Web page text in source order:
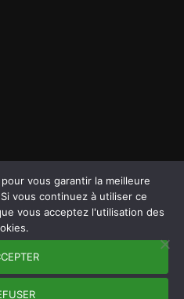
vous garantir la meilleure
vous continuez à utiliser ce
vous acceptez l'utilisation des